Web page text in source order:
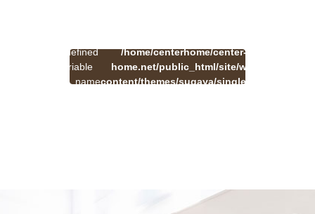
Undefined
variable
$cat_name
/home/centerhome/center-
home.net/public_html/site/wp-
content/themes/sugaya/single.php